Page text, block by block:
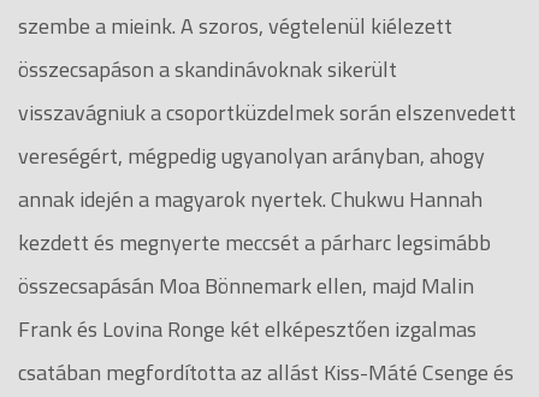
szembe a mieink. A szoros, végtelenül kiélezett
összecsapáson a skandinávoknak sikerült
visszavágniuk a csoportküzdelmek során elszenvedett
vereségért, mégpedig ugyanolyan arányban, ahogy
annak idején a magyarok nyertek. Chukwu Hannah
kezdett és megnyerte meccsét a párharc legsimább
összecsapásán Moa Bönnemark ellen, majd Malin
Frank és Lovina Ronge két elképesztően izgalmas
csatában megfordította az allást Kiss-Máté Csenge és